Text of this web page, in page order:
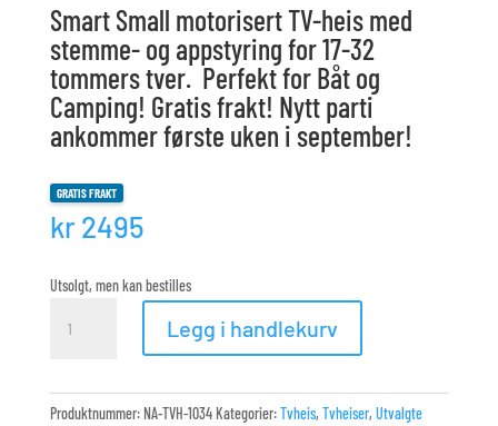
Smart Small motorisert TV-heis med
stemme- og appstyring for 17-32
tommers tver. Perfekt for Båt og
Camping! Gratis frakt! Nytt parti
ankommer første uken i september!
GRATIS FRAKT
kr2495
Utsolgt, men kan bestilles
Small
heis
Legg i handlekurv
Produktnummer: NA-TVH-1034 Kategorier:Tvheis, Tvheiser, Utvalgte